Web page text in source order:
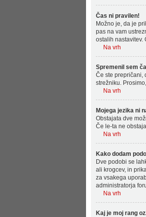
Čas ni pravilen!
Možno je, da je
pas na vam
ostalih nastavitev.
Na vrh
Spremenil sem
Če ste prepričani,
strežniku.
Na vrh
Mojega jezika ni
Obstajata dve
Če le-ta ne
Na vrh
Kako dodam
Dve podobi se
ali krogcev, in
za vsakega
administratorja
Na vrh
Kaj je moj rang